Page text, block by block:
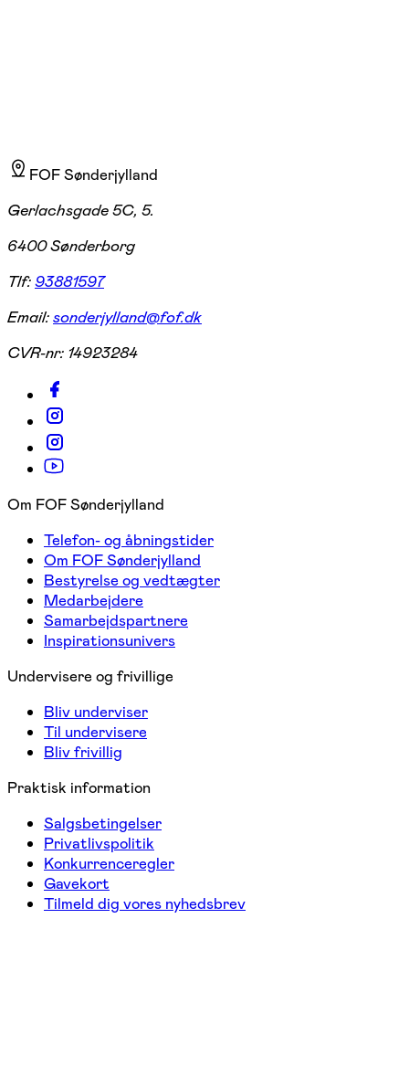
FOF Sønderjylland
Gerlachsgade 5C, 5.
6400 Sønderborg
Tlf:93881597
Email:sonderjylland@fof.dk
CVR-nr: 14923284
Om FOF Sønderjylland
Telefon- og åbningstider
Om FOF Sønderjylland
Bestyrelse og vedtægter
Medarbejdere
Samarbejdspartnere
Inspirationsunivers
Undervisere og frivillige
Bliv underviser
Til undervisere
Bliv frivillig
Praktisk information
Salgsbetingelser
Privatlivspolitik
Konkurrenceregler
Gavekort
Tilmeld dig vores nyhedsbrev